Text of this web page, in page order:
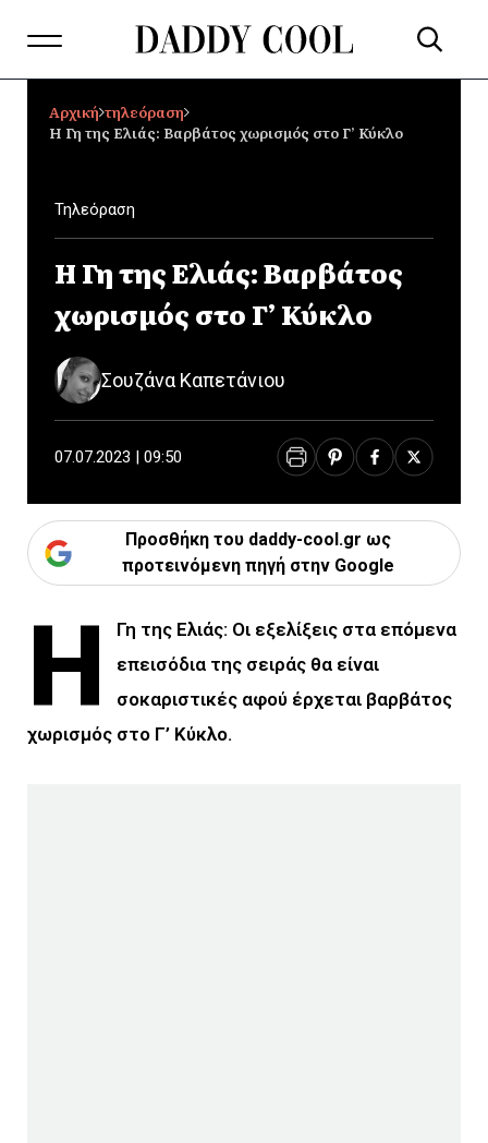
Αρχική τηλεόραση
Η Γη της Ελιάς: Βαρβάτος χωρισμός στο Γ’ Κύκλο
Τηλεόραση
Η Γη της Ελιάς: Βαρβάτος
χωρισμός στο Γ’ Κύκλο
Σουζάνα Καπετάνιου
07.07.2023 | 09:50
Προσθήκη του daddy-cool.gr ως
προτεινόμενη πηγή στην Google
Η
Γη της Ελιάς: Οι εξελίξεις στα επόμενα
επεισόδια της σειράς θα είναι
σοκαριστικές αφού έρχεται βαρβάτος
χωρισμός στο Γ’ Κύκλο.